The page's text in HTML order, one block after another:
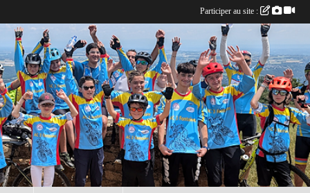
Participer au site :